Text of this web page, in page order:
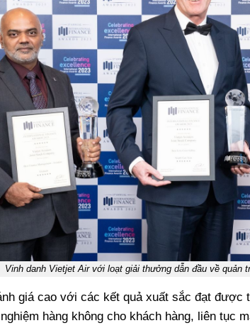
Vinh danh Vietjet Air với loạt giải thưởng dẫn đầu về quản
giá cao với các kết quả xuất sắc đạt được
hàng không cho khách hàng, liên tục